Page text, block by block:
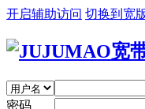
开启辅助访问 切换到宽
密码